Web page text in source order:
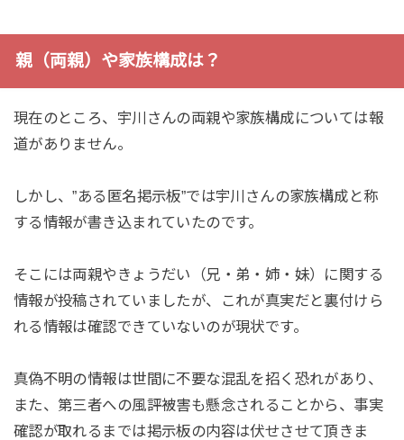
親（両親）や家族構成は？
現在のところ、宇川さんの両親や家族構成については報
道がありません。
しかし、”ある匿名掲示板”では宇川さんの家族構成と称
する情報が書き込まれていたのです。
そこには両親やきょうだい（兄・弟・姉・妹）に関する
情報が投稿されていましたが、これが真実だと裏付けら
れる情報は確認できていないのが現状です。
真偽不明の情報は世間に不要な混乱を招く恐れがあり、
また、第三者への風評被害も懸念されることから、事実
確認が取れるまでは掲示板の内容は伏せさせて頂きま